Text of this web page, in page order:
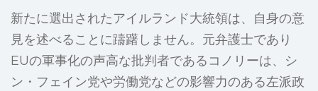
新たに選出されたアイルランド大統領は、自身の意
見を述べることに躊躇しません。元弁護士であり
EUの軍事化の声高な批判者であるコノリーは、シ
ン・フェイン党や労働党などの影響力のある左派政